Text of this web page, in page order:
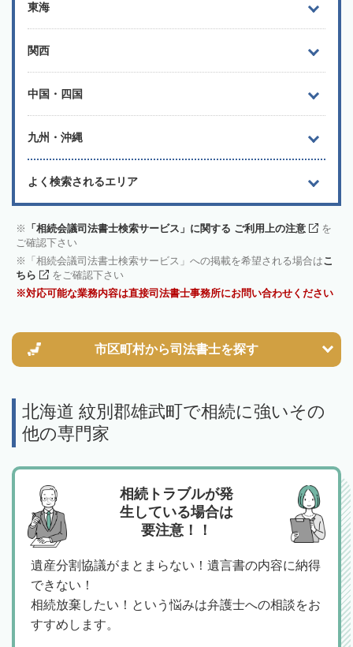
東海
関西
中国・四国
九州・沖縄
よく検索されるエリア
「相続会議司法書士検索サービス」に関する ご利用上の注意
を
ご確認下さい
「相続会議司法書士検索サービス」への掲載を希望される場合はこ
ちら
をご確認下さい
対応可能な業務内容は直接司法書士事務所にお問い合わせください
市区町村から司法書士を探す
北海道 紋別郡雄武町で相続に強いその
他の専門家
相続トラブルが発
生している場合は
要注意！！
遺産分割協議がまとまらない！遺言書の内容に納得
できない！
相続放棄したい！という悩みは弁護士への相談をお
すすめします。